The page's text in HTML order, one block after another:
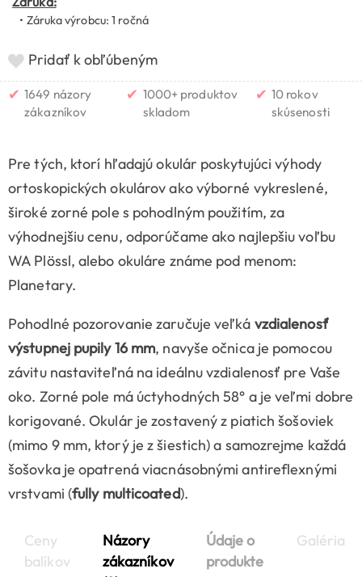
• Záruka výrobcu: 1 ročná
Pridať k obľúbeným
✔ 1649 názory
zákazníkov
✔ 1000+ produktov
skladom
✔ 10 rokov
skúsenosti
Pre tých, ktorí hľadajú okulár poskytujúci výhody
ortoskopických okulárov ako výborné vykreslené,
široké zorné pole s pohodlným použitím, za
výhodnejšiu cenu, odporúčame ako najlepšiu voľbu
WA Plössl, alebo okuláre známe pod menom:
Planetary.
Pohodlné pozorovanie zaručuje veľká vzdialenosť
výstupnej pupily 16 mm, navyše očnica je pomocou
závitu nastaviteľná na ideálnu vzdialenosť pre Vaše
oko. Zorné pole má úctyhodných 58° a je veľmi dobre
korigované. Okulár je zostavený z piatich šošoviek
(mimo 9 mm, ktorý je z šiestich) a samozrejme každá
šošovka je opatrená viacnásobnými antireflexnými
vrstvami (fully multicoated).
Ceny
balíkov
Názory
zákazníkov
Údaje o
produkte
Galéria